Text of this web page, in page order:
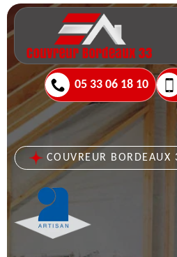
05 33 06 18 10
COUVREUR BORDEAUX